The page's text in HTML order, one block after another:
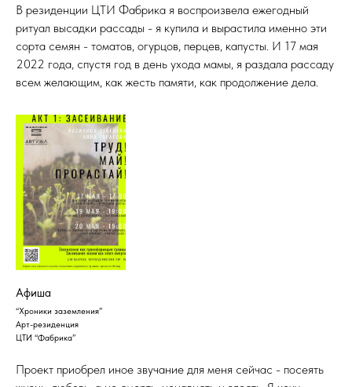
В резиденции ЦТИ Фабрика я воспроизвела ежегодный
ритуал высадки рассады - я купила и вырастила именно эти
сорта семян - томатов, огурцов, перцев, капусты. И 17 мая
2022 года, спустя год в день ухода мамы, я раздала рассаду
всем желающим, как жесть памяти, как продолжение дела.
Афиша
“Хроники заземления”
Арт-резиденция
ЦТИ “Фабрика”
Проект приобрел иное звучание для меня сейчас - посеять